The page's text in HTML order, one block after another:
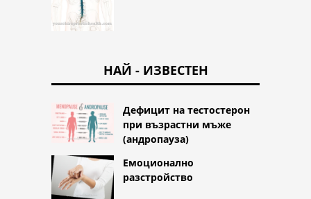
НАЙ - ИЗВЕСТЕН
Дефицит на тестостерон
при възрастни мъже
(андропауза)
Емоционално
разстройство